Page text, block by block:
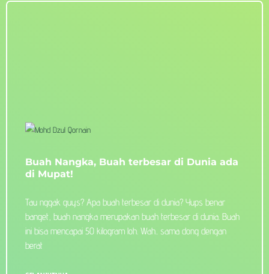
Buah Nangka, Buah terbesar di Dunia ada
di Mupat!
Tau nggak guys? Apa buah terbesar di dunia? Yups benar
banget, buah nangka merupakan buah terbesar di dunia. Buah
ini bisa mencapai 50 kilogram loh. Wah.. sama dong dengan
berat